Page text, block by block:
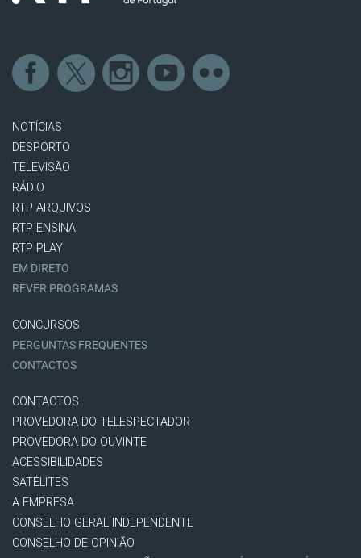
NOTÍCIAS
DESPORTO
TELEVISÃO
RÁDIO
RTP ARQUIVOS
RTP ENSINA
RTP PLAY
EM DIRETO
REVER PROGRAMAS
CONCURSOS
PERGUNTAS FREQUENTES
CONTACTOS
CONTACTOS
PROVEDORA DO TELESPECTADOR
PROVEDORA DO OUVINTE
ACESSIBILIDADES
SATÉLITES
A EMPRESA
CONSELHO GERAL INDEPENDENTE
CONSELHO DE OPINIÃO